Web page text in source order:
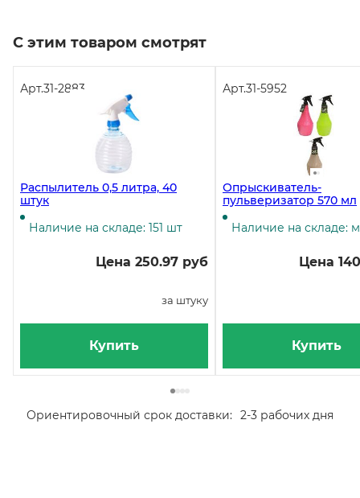
С этим товаром смотрят
Арт.31-2883
Распылитель 0,5 литра, 40
штук
Наличие на складе: 151 шт
Цена 250.97 руб
за штуку
Купить
Арт.31-5952
Опрыскиватель-
пульверизатор 570 мл
Наличие на складе:
Цена
Купить
Ориентировочный срок доставки: 2-3 рабочих дня